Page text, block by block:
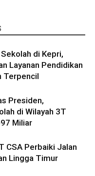
di Kepri,
Layanan Pendidikan
Terpencil
Presiden,
di Wilayah 3T
Miliar
CSA Perbaiki Jalan
Lingga Timur